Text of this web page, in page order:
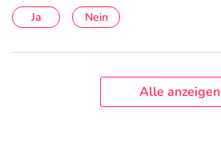
Ja
Nein
Alle anzeigen